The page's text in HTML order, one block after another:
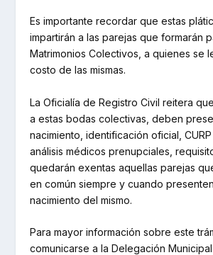
Es importante recordar que estas
impartirán a las parejas que formarán
Matrimonios Colectivos, a quienes se
costo de las mismas.
La Oficialía de Registro Civil reitera
a estas bodas colectivas, deben
nacimiento, identificación oficial,
análisis médicos prenupciales,
quedarán exentas aquellas parejas
en común siempre y cuando
nacimiento del mismo.
Para mayor información sobre este
comunicarse a la Delegación